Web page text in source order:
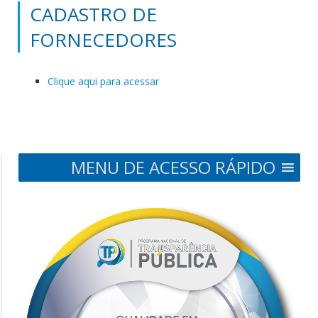
CADASTRO DE
FORNECEDORES
Clique aqui para acessar
MENU DE ACESSO RÁPIDO